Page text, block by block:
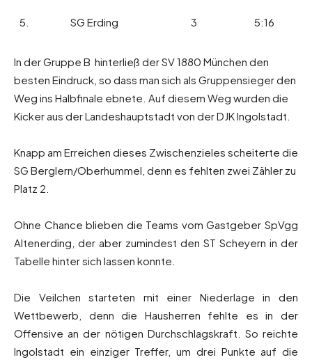
5. SG Erding 3 5:16
In der Gruppe B hinterließ der SV 1880 München den
besten Eindruck, so dass man sich als Gruppensieger den
Weg ins Halbfinale ebnete. Auf diesem Weg wurden die
Kicker aus der Landeshauptstadt von der DJK Ingolstadt.
Knapp am Erreichen dieses Zwischenzieles scheiterte die
SG Berglern/Oberhummel, denn es fehlten zwei Zähler zu
Platz 2.
Ohne Chance blieben die Teams vom Gastgeber SpVgg
Altenerding, der aber zumindest den ST Scheyern in der
Tabelle hinter sich lassen konnte.
Die Veilchen starteten mit einer Niederlage in den
Wettbewerb, denn die Hausherren fehlte es in der
Offensive an der nötigen Durchschlagskraft. So reichte
Ingolstadt ein einziger Treffer, um drei Punkte auf die